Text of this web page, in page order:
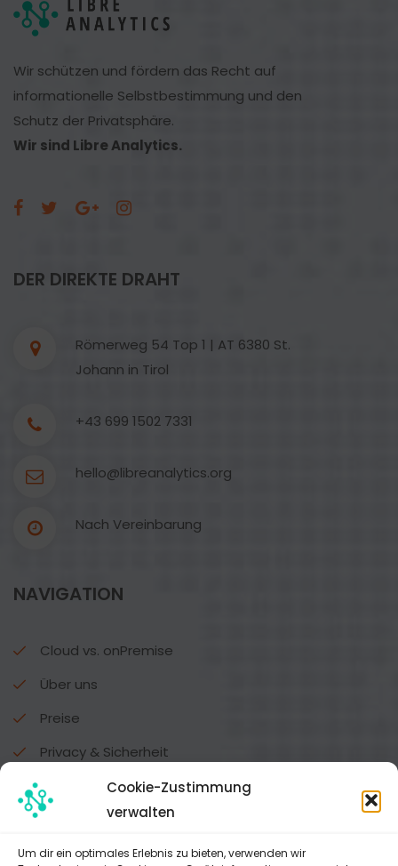
Cookie-Zustimmung
verwalten
Um dir ein optimales Erlebnis zu bieten, verwenden wir
Wir schützen und fördern das Recht auf
informationelle Selbstbestimmung und den
Schutz der Privatsphäre.
Wir sind Libre Analytics.
DER DIREKTE DRAHT
Römerweg 54 Top 1 | AT 6380 St.
Johann in Tirol
+43 699 1502 7331
hello@libreanalytics.org
Nach Vereinbarung
NAVIGATION
Cloud vs. onPremise
Über uns
Preise
Privacy & Sicherheit
Alle Funktionen
DATENSCHUTZ